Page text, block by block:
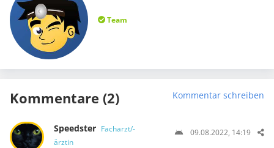
Team
Kommentare (2) Kommentar schreiben
Speedster Facharzt/-
ärztin
09.08.2022, 14:19